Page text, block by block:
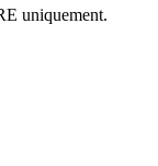
uniquement.